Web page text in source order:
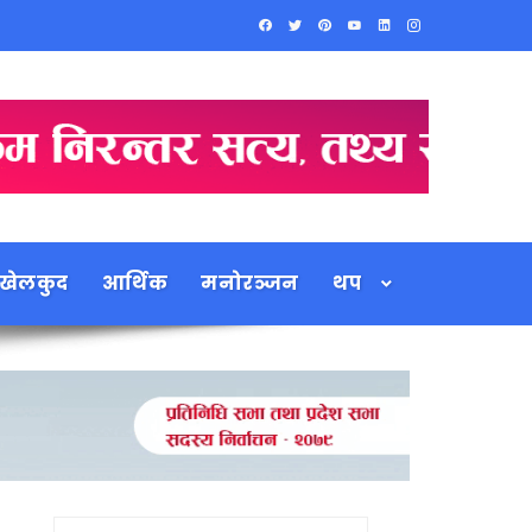
आर्थिक मनोरञ्जन थप